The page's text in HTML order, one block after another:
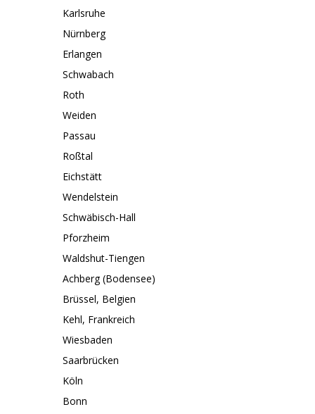
Karlsruhe
Nürnberg
Erlangen
Schwabach
Roth
Weiden
Passau
Roßtal
Eichstätt
Wendelstein
Schwäbisch-Hall
Pforzheim
Waldshut-Tiengen
Achberg (Bodensee)
Brüssel, Belgien
Kehl, Frankreich
Wiesbaden
Saarbrücken
Köln
Bonn